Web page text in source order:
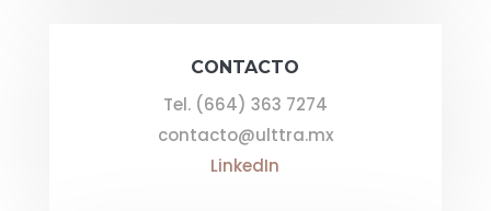
CONTACTO
Tel. (664) 363 7274
contacto@ulttra.mx
LinkedIn